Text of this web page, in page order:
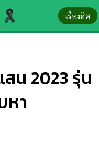
เรื่องฮิต
น 2023 รุ่น
หา